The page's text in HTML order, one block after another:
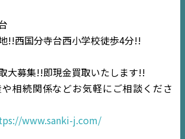
TOP
!!西国分寺台西小学校徒歩4分!!
大募集!!即現金買取いたします!!
相続関係などお気軽にご相談くださ
www.sanki-j.com/